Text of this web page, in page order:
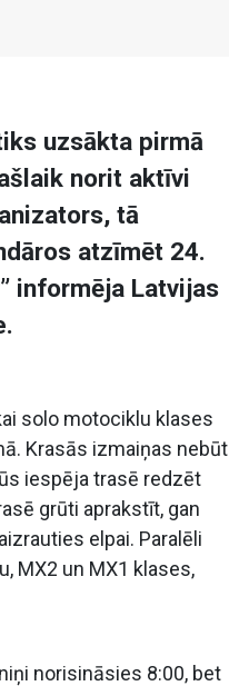
uzsākta pirmā
norit aktīvi
tā
atzīmēt 24.
informēja Latvijas
solo motociklu klases
Krasās izmaiņas nebūt
iespēja trasē redzēt
grūti aprakstīt, gan
elpai. Paralēli
MX2 un MX1 klases,
norisināsies 8:00, bet